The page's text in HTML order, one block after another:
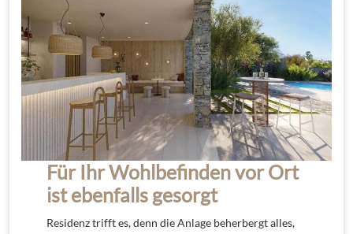
Für Ihr Wohlbefinden vor Ort
ist ebenfalls gesorgt
Residenz trifft es, denn die Anlage beherbergt alles,